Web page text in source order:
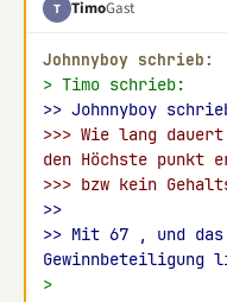
T TimoGast
Johnnyboy schrieb:
> Timo schrieb:
>> Johnnyboy
>>> Wie lang
den Höchste punkt
>>> bzw kein
>>
>> Mit 67 , und
Gewinnbeteiligung
>